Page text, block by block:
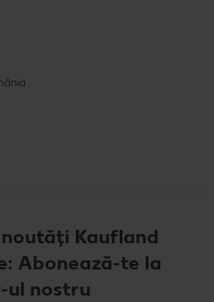
Kaufland
Abonează-te la
ul nostru